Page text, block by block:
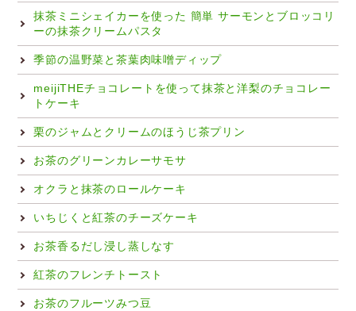
抹茶ミニシェイカーを使った 簡単 サーモンとブロッコリ
ーの抹茶クリームパスタ
季節の温野菜と茶葉肉味噌ディップ
meijiTHEチョコレートを使って抹茶と洋梨のチョコレー
トケーキ
栗のジャムとクリームのほうじ茶プリン
お茶のグリーンカレーサモサ
オクラと抹茶のロールケーキ
いちじくと紅茶のチーズケーキ
お茶香るだし浸し蒸しなす
紅茶のフレンチトースト
お茶のフルーツみつ豆